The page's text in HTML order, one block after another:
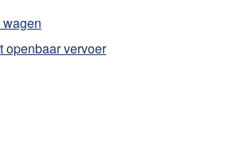
openbaar vervoer